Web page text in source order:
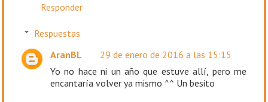
Responder
Respuestas
AranBL
29 de enero de 2016 a las 15:15
Yo no hace ni un año que estuve allí, pero me
encantaría volver ya mismo ^^ Un besito